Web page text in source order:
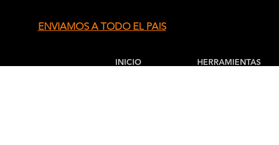
ENVIAMOS A TODO EL PAIS
INICIO HERRAMIENTAS